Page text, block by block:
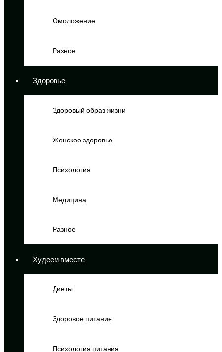
Омоложение
Разное
Здоровье
Здоровый образ жизни
Женское здоровье
Психология
Медицина
Разное
Худеем вместе
Диеты
Здоровое питание
Психология питания